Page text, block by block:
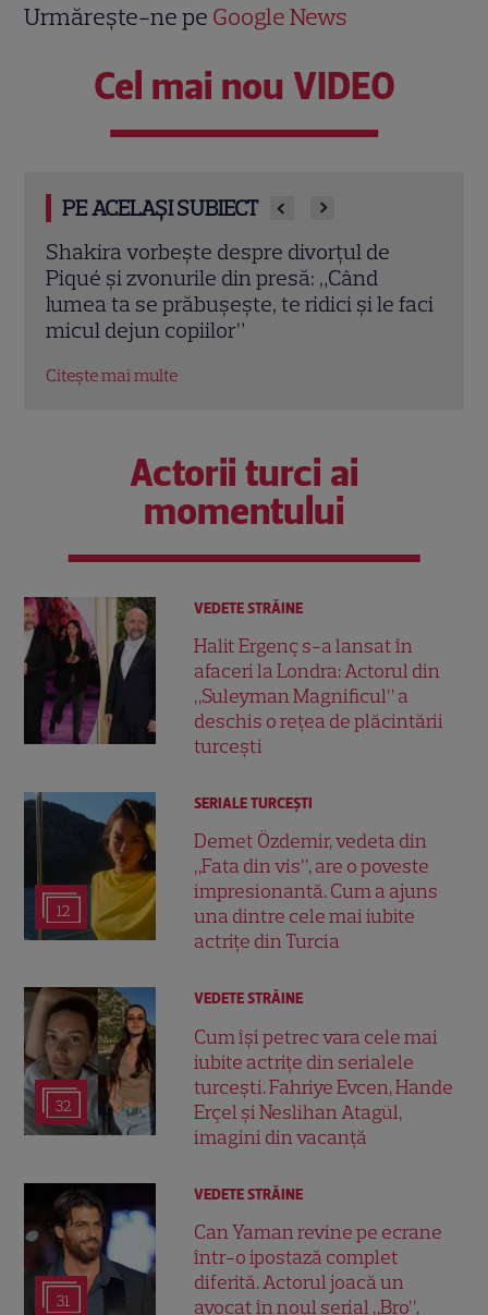
Urmărește-ne pe Google News
Cel mai nou VIDEO
PE ACELAȘI SUBIECT
Old Money sezonul 2 pe Netflix. Detalii
despre noile episoade cu Engin Akyürek
și Aslı Enver
Citește mai multe
Actorii turci ai
momentului
VEDETE STRĂINE
Halit Ergenç s-a lansat în
afaceri la Londra: Actorul din
„Suleyman Magnificul” a
deschis o rețea de plăcintării
turcești
12
SERIALE TURCEŞTI
Demet Özdemir, vedeta din
„Fata din vis”, are o poveste
impresionantă. Cum a ajuns
una dintre cele mai iubite
actrițe din Turcia
32
VEDETE STRĂINE
Cum își petrec vara cele mai
iubite actrițe din serialele
turcești. Fahriye Evcen, Hande
Erçel și Neslihan Atagül,
imagini din vacanță
31
VEDETE STRĂINE
Can Yaman revine pe ecrane
într-o ipostază complet
diferită. Actorul joacă un
avocat în noul serial „Bro”,